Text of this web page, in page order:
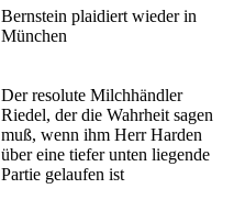
Bernstein plaidiert wieder in
München
Der resolute Milchhändler
Riedel, der die Wahrheit sagen
muß, wenn ihm Herr Harden
über eine tiefer unten liegende
Partie gelaufen ist